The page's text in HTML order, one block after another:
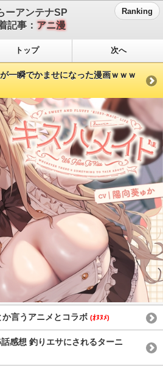
ーアンテナSP
記事： アニ漫
Ranking
トップ 次へ
一瞬でかませになった漫画ｗｗｗ
言うアニメとコラボ (ｵﾇﾇﾒ)
感想 釣りエサにされるターニ